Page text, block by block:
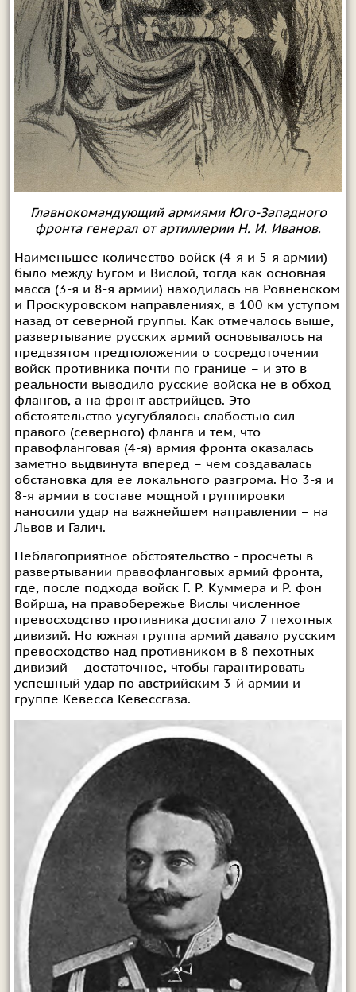
Главнокомандующий армиями Юго-Западного
фронта генерал от артиллерии Н. И. Иванов.
Наименьшее количество войск (4-я и 5-я армии)
было между Бугом и Вислой, тогда как основная
масса (3-я и 8-я армии) находилась на Ровненском
и Проскуровском направлениях, в 100 км уступом
назад от северной группы. Как отмечалось выше,
развертывание русских армий основывалось на
предвзятом предположении о сосредоточении
войск противника почти по границе – и это в
реальности выводило русские войска не в обход
флангов, а на фронт австрийцев. Это
обстоятельство усугублялось слабостью сил
правого (северного) фланга и тем, что
правофланговая (4-я) армия фронта оказалась
заметно выдвинута вперед – чем создавалась
обстановка для ее локального разгрома. Но 3-я и
8-я армии в составе мощной группировки
наносили удар на важнейшем направлении – на
Львов и Галич.
Неблагоприятное обстоятельство - просчеты в
развертывании правофланговых армий фронта,
где, после подхода войск Г. Р. Куммера и Р. фон
Войрша, на правобережье Вислы численное
превосходство противника достигало 7 пехотных
дивизий. Но южная группа армий давало русским
превосходство над противником в 8 пехотных
дивизий – достаточное, чтобы гарантировать
успешный удар по австрийским 3-й армии и
группе Кевесса Кевессгаза.